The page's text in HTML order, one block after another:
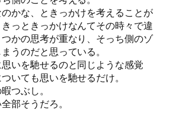
かな、ときっかけを考えることが
っときっかけなんてその時々で違
かの思考が重なり、そっち側のゾ
うのだと思っている。
いを馳せるのと同じような感覚
いても思いを馳せるだけ。
つぶし。
部そうだろ。